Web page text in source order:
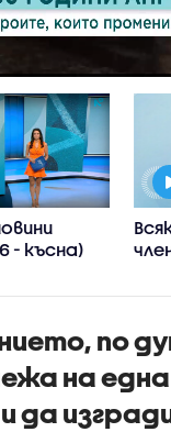
- късна)
по
на
да